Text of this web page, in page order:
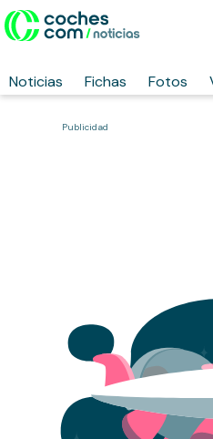
Noticias Fichas Fotos
Publicidad